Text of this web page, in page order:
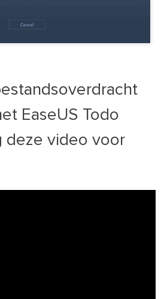
EaseUS Todo
deze video voor